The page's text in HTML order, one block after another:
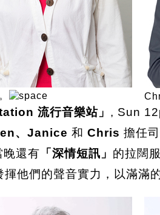
流行音樂站」 , Sun
、Janice 和 Chris 擔任
還有 「深情短訊」 的拉闊
他們的聲音實力，以滿滿